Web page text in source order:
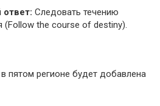
Следовать течению
(Follow the course of destiny).
пятом регионе будет добавлена